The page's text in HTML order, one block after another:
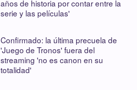
años de historia por contar entre la
serie y las películas'
Confirmado: la última precuela de
'Juego de Tronos' fuera del
streaming 'no es canon en su
totalidad'